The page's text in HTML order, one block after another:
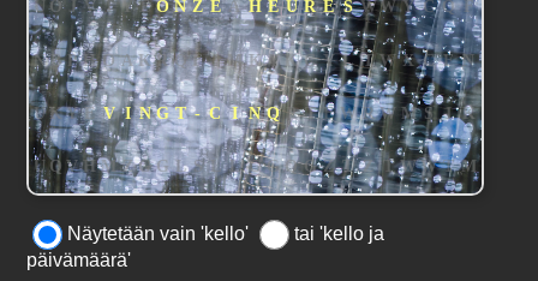
Näytetään vain 'kello'
tai 'kello ja
päivämäärä'